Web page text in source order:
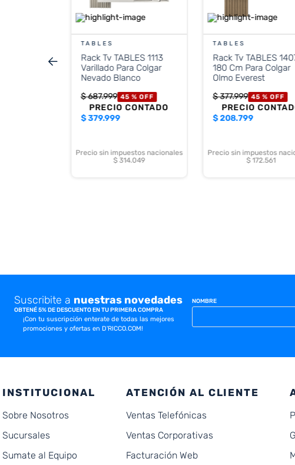
nacionales
TABLES
Rack Tv TABLES 1113
Varillado Para Colgar
Nevado Blanco
$687.999 45 %OFF
PRECIO CONTADO
$379.999
Precio sin impuestos nacionales
$ 314.049
TABLES
Rack Tv TABLES
180 Cm Para Colgar
Olmo Everest
$377.999 45 % OFF
PRECIO
$208.799
Precio sin impuestos
$ 172.561
Suscribite a nuestras novedades
OBTENÉ 5% DE DESCUENTO EN TU PRIMERA COMPRA
¡Con tu suscripción enterate de todas las mejores
promociones y ofertas en D'RICCO.COM!
NOMBRE
INSTITUCIONAL
Sobre Nosotros
Sucursales
Sumate al Equipo
ATENCIÓN AL CLIENTE
Ventas Telefónicas
Ventas Corporativas
Facturación Web